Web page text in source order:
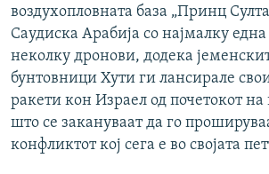
воздухопловната база „Принц
Саудиска Арабија со најмалку
неколку дронови, додека
бунтовници Хути ги лансирале
ракети кон Израел од почетокот на
што се закануваат да го
конфликтот кој сега е во својата